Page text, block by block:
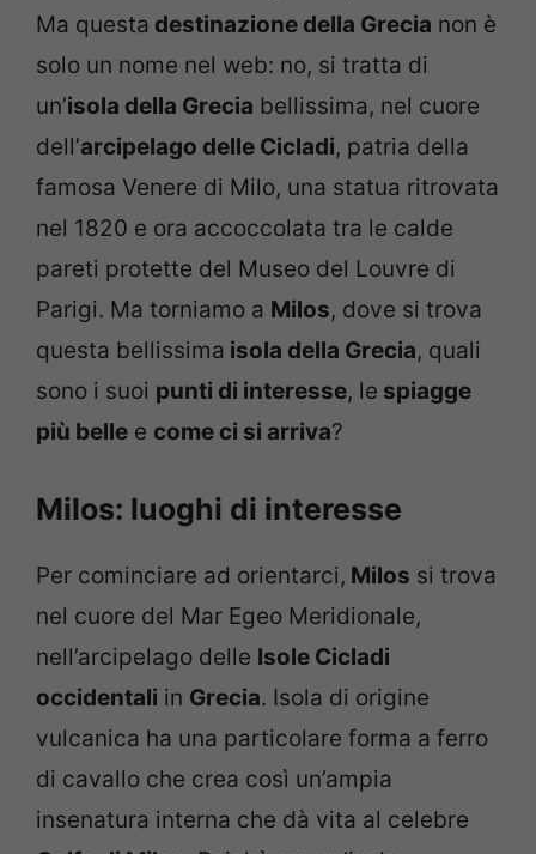
Ma questa destinazione della Grecia non è
solo un nome nel web: no, si tratta di
un’isola della Grecia bellissima, nel cuore
dell’arcipelago delle Cicladi, patria della
famosa Venere di Milo, una statua ritrovata
nel 1820 e ora accoccolata tra le calde
pareti protette del Museo del Louvre di
Parigi. Ma torniamo a Milos, dove si trova
questa bellissima isola della Grecia, quali
sono i suoi punti di interesse, le spiagge
più belle e come ci si arriva?
Milos: luoghi di interesse
Per cominciare ad orientarci, Milos si trova
nel cuore del Mar Egeo Meridionale,
nell’arcipelago delle Isole Cicladi
occidentali in Grecia. Isola di origine
vulcanica ha una particolare forma a ferro
di cavallo che crea così un’ampia
insenatura interna che dà vita al celebre